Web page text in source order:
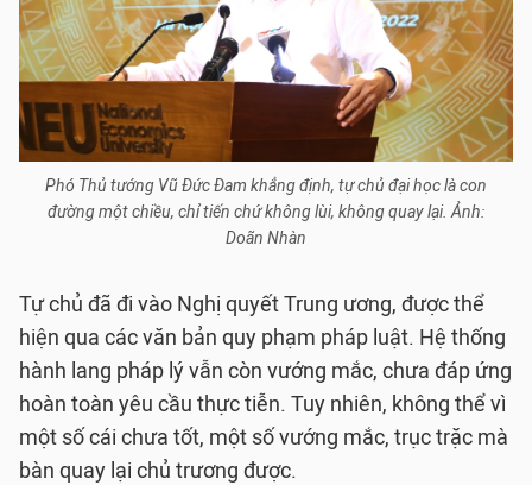
Phó Thủ tướng Vũ Đức Đam khẳng định, tự chủ đại học là con
đường một chiều, chỉ tiến chứ không lùi, không quay lại. Ảnh:
Doãn Nhàn
Tự chủ đã đi vào Nghị quyết Trung ương, được thể
hiện qua các văn bản quy phạm pháp luật. Hệ thống
hành lang pháp lý vẫn còn vướng mắc, chưa đáp ứng
hoàn toàn yêu cầu thực tiễn. Tuy nhiên, không thể vì
một số cái chưa tốt, một số vướng mắc, trục trặc mà
bàn quay lại chủ trương được.